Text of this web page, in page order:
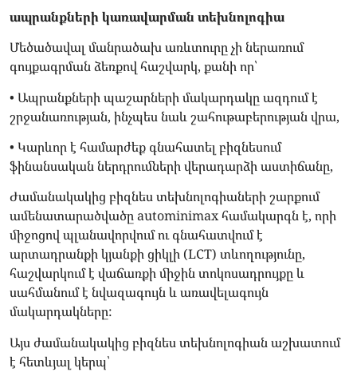
ապրանքների կառավարման տեխնոլոգիա
Մեծածավալ մանրածախ առևտուրը չի ներառում
գույքագրման ձեռքով հաշվարկ, քանի որ՝
• Ապրանքների պաշարների մակարդակը ազդում է
շրջանառության, ինչպես նաև շահութաբերության վրա,
• Կարևոր է համարժեք գնահատել բիզնեսում
ֆինանսական ներդրումների վերադարձի աստիճանը,
Ժամանակակից բիզնես տեխնոլոգիաների շարքում
ամենատարածվածը autominimax համակարգն է, որի
միջոցով պլանավորվում ու գնահատվում է
արտադրանքի կյանքի ցիկլի (LCT) տևողությունը,
հաշվարկում է վաճառքի միջին տոկոսադրույքը և
սահմանում է նվազագույն և առավելագույն
մակարդակները:
Այս ժամանակակից բիզնես տեխնոլոգիան աշխատում
է հետևյալ կերպ՝